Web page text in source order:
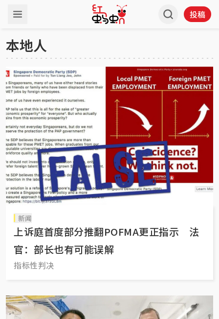
投稿
本地人
新闻
上诉庭首度部分推翻POFMA更正指示 法
官：部长也有可能误解
指标性判决